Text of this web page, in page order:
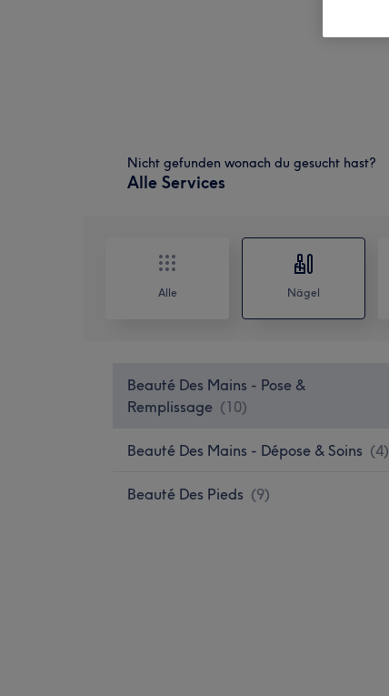
Nicht gefunden wonach du gesucht hast?
Alle Services
Alle Nägel
Beauté Des Mains - Pose &
Remplissage (10)
Beauté Des Mains - Dépose & Soins (4)
Beauté Des Pieds (9)